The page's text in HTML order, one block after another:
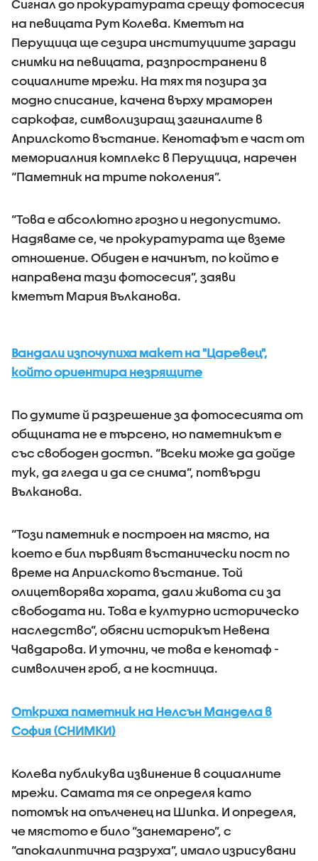
Сигнал до прокуратурата срещу фотосесия
на певицата Рут Колева. Кметът на
Перущица ще сезира институциите заради
снимки на певицата, разпространени в
социалните мрежи. На тях тя позира за
модно списание, качена върху мраморен
саркофаг, символизиращ загиналите в
Априлското въстание. Кенотафът е част от
мемориалния комплекс в Перущица, наречен
“Паметник на трите поколения”.
“Това е абсолютно грозно и недопустимо.
Надяваме се, че прокуратурата ще вземе
отношение. Обиден е начинът, по който е
направена тази фотосесия”, заяви
кметът Мария Вълканова.
Вандали изпочупиха макет на "Царевец",
който ориентира незрящите
По думите й разрешение за фотосесията от
общината не е търсено, но паметникът е
със свободен достъп. “Всеки може да дойде
тук, да гледа и да се снима”, потвърди
Вълканова.
“Този паметник е построен на място, на
което е бил първият въстанически пост по
време на Априлското въстание. Той
олицетворява хората, дали живота си за
свободата ни. Това е културно историческо
наследство”, обясни историкът Невена
Чавдарова. И уточни, че това е кенотаф -
символичен гроб, а не костница.
Откриха паметник на Нелсън Мандела в
София (СНИМКИ)
Колева публикува извинение в социалните
мрежи. Самата тя се определя като
потомък на опълченец на Шипка. И определя,
че мястото е било “занемарено”, с
“апокалиптична разруха”, имало изрисувани